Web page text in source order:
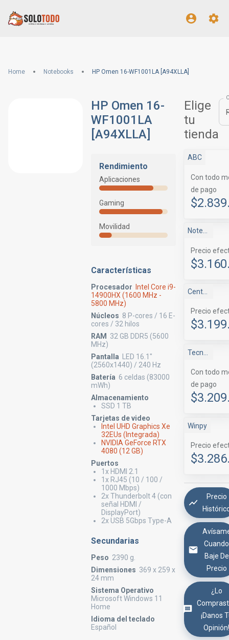
Home Notebooks HP Omen 16-WF1001LA [A94XLLA]
HP Omen 16-
WF1001LA
[A94XLLA]
Rendimiento
Aplicaciones
Gaming
Movilidad
Características
Procesador
Intel Core i9-
14900HX (1600 MHz -
5800 MHz)
Núcleos 8 P-cores / 16 E-
cores / 32 hilos
RAM
32 GB DDR5 (5600
MHz)
Pantalla
LED 16.1"
(2560x1440) / 240 Hz
Batería 6 celdas (83000
mWh)
Almacenamiento
SSD 1 TB
Tarjetas de video
Intel UHD Graphics Xe
32EUs (Integrada)
NVIDIA GeForce RTX
4080 (12 GB)
Puertos
1x HDMI 2.1
1x RJ45 (10 / 100 /
1000 Mbps)
2x Thunderbolt 4 (con
señal HDMI /
DisplayPort)
2x USB 5Gbps Type-A
Secundarias
Peso 2390 g.
Dimensiones 369 x 259 x
24 mm
Sistema Operativo
Microsoft Windows 11
Home
Idioma del teclado
Español
Elige
tu
tienda
ABC
Con todo
de pago
Precio
Precio
Con todo
de pago
Winpy
Precio
Precio
Cuando
Baje De
Precio
¿Lo
¡Danos